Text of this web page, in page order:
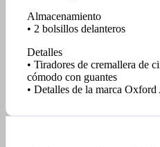
Almacenamiento
• 2 bolsillos delanteros
Detalles
• Tiradores de cremallera de
cómodo con guantes
• Detalles de la marca Oxford